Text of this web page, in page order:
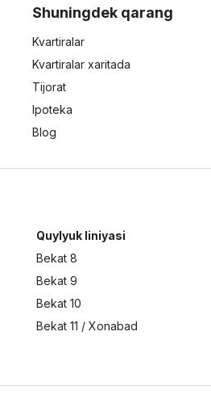
Shuningdek qarang
Kvartiralar
Kvartiralar xaritada
Tijorat
Ipoteka
Blog
Quylyuk liniyasi
Bekat 8
Bekat 9
Bekat 10
Bekat 11 / Xonabad